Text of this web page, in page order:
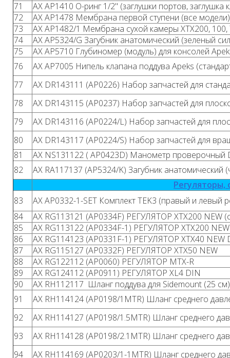
71
AX AP1410 О-ринг 1/2" (заглушки портов, заглушка
72
AX AP1478 Мембрана первой ступени (все модели)
73
AX AP1482/1 Мембрана сухой камеры XTX200, 100,
74
AX AP5324/G Загубник анатомический (зеленый
75
AX AP5710 Глубиномер (модуль) для консолей
76
AX AP7005 Нипель клапана поддува Apeks
77
AX DR143111 (AP0226) Набор запчастей для
78
AX DR143115 (AP0237) Набор запчастей для
79
AX DR143116 (AP0224/L) Набор запчастей для
80
AX DR143117 (AP0224/S) Набор запчастей для
81
AX NS131122 ( AP0423D) Манометр проверочный
82
AX RA117137 (AP5324/K) Загубник анатомический
Регуляторы,
83
AX AP0332-1-SET Комплект TEK3 (правый и левый
84
AX RG113121 (AP0334F) РЕГУЛЯТОР XTX200 NEW
85
AX RG113122 (AP0334F-1) РЕГУЛЯТОР XTX200
86
AX RG114123 (AP0331F-1) РЕГУЛЯТОР XTX40 NEW
87
AX RG115127 (AP0332F) РЕГУЛЯТОР XTX50 NEW
88
AX RG122112 (AP0060) РЕГУЛЯТОР MTX-R
89
AX RG124112 (AP0911) РЕГУЛЯТОР XL4 DIN
90
AX RH112117 Шланг поддува для Sidemount (25 см)
91
AX RH114124 (AP0198/1MTR) Шланг среднего
92
AX RH114127 (AP0198/1.5MTR) Шланг среднего
93
AX RH114128 (AP0198/2.1MTR) Шланг среднего
94
AX RH114169 (AP0203/1-1MTR) Шланг среднего